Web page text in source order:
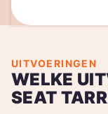
UITVOERINGEN
WELKE
SEAT